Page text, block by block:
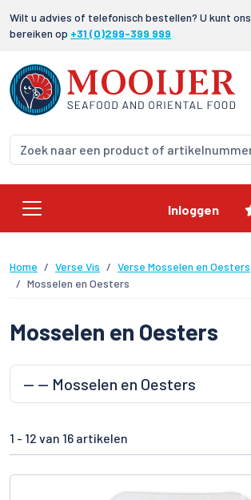
Wilt u advies of telefonisch bestellen? U kunt ons
bereiken op +31 (0)299-399 999
Inloggen
Home Verse Vis
Verse Mosselen en Oesters
Mosselen en Oesters
Mosselen en Oesters
1 - 12 van 16 artikelen